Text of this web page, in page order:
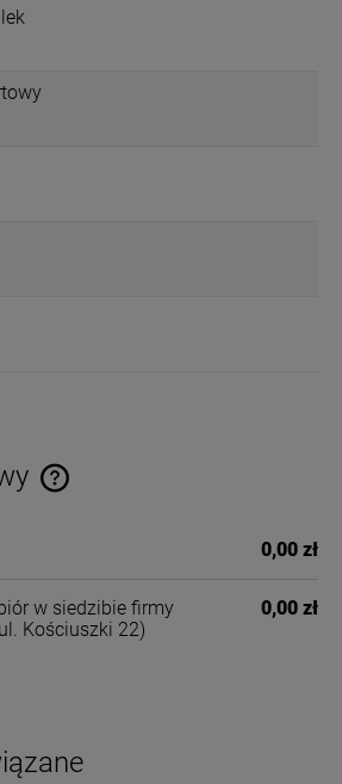
kosztów płatności
0,00 zł
w siedzibie firmy
Kościuszki 22)
0,00 zł